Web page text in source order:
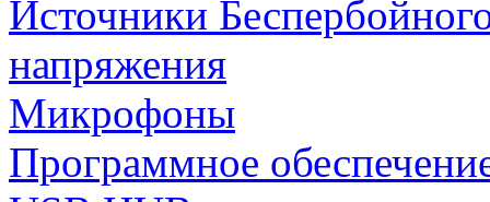
Источники
напряжения
Микрофоны
Программное